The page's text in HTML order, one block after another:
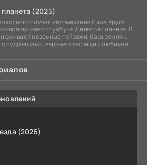
планета (2026)
случая автомеханик Дима Хруст
вспоминает службу на Девятой планете. В
оживают неземные пейзажи, база землян,
чудовищами, верные товарищи и любимая
(2026)